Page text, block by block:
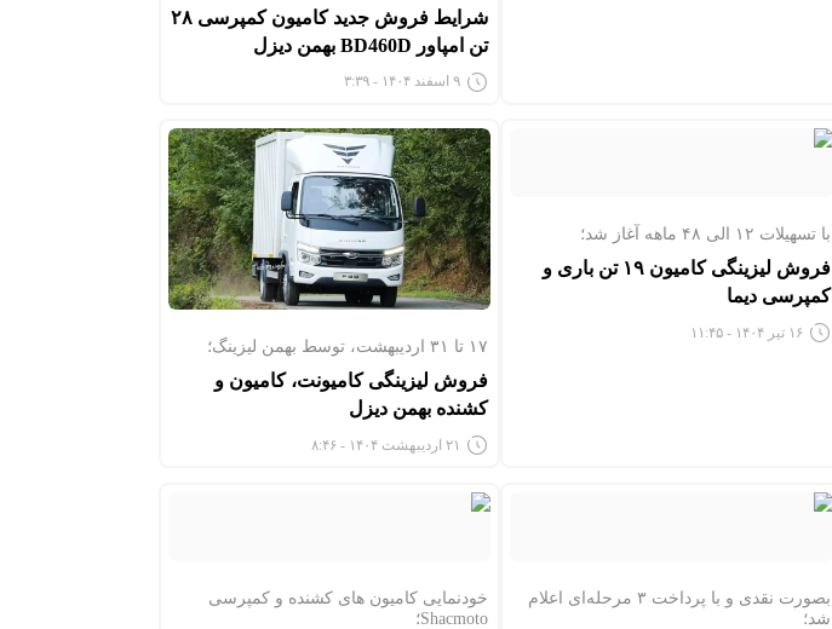
شرایط فروش جدید کامیون کمپرسی ۲۸
تن امپاور BD460D بهمن دیزل
۹ اسفند ۱۴۰۴ - ۳:۳۹
با تسهیلات ۱۲ الی ۴۸ ماهه آغاز شد؛
فروش لیزینگی کامیون ۱۹ تن باری و
کمپرسی دیما
۱۶ تیر ۱۴۰۴ - ۱۱:۴۵
۱۷ تا ۳۱ اردیبهشت، توسط بهمن لیزینگ؛
فروش لیزینگی کامیونت، کامیون و
کشنده بهمن دیزل
۲۱ اردیبهشت ۱۴۰۴ - ۸:۴۶
بصورت نقدی و با پرداخت ۳ مرحله‌ای اعلام
شد؛
خودنمایی کامیون های کشنده و کمپرسی
Shacmoto؛